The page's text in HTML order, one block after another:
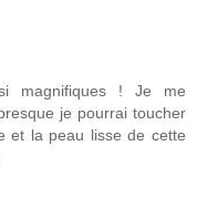
magnifiques ! Je me
je pourrai toucher
et la peau lisse de cette